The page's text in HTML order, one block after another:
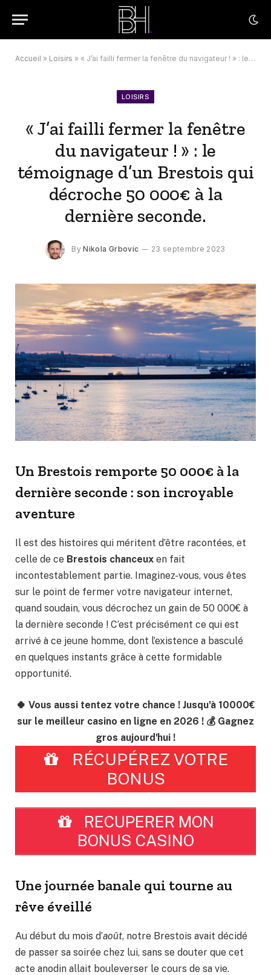
Accueil » Loisirs » « J’ai failli fermer la fenêtre du navigateur ! » : le témoignage d’un Brestois qui décroche 50 000€ à la dernière seconde.
LOISIRS
« J’ai failli fermer la fenêtre
du navigateur ! » : le
témoignage d’un Brestois qui
décroche 50 000€ à la
dernière seconde.
By Nikola Grbovic 23 septembre 2023
Un Brestois remporte 50 000€ à la
dernière seconde : son incroyable
aventure
Il est des histoires qui méritent d’être racontées, et
celle de ce Brestois chanceux en fait
incontestablement partie. Imaginez-vous, vous êtes
sur le point de fermer votre navigateur internet,
quand soudain, vous décrochez un gain de 50 000€ à
la dernière seconde ! C’est précisément ce qui est
arrivé à ce jeune homme, dont l’existence a basculé
en quelques instants grâce à cette formidable
opportunité.
🍀 Vous aussi tentez votre chance ! Jusqu'à 10000€
sur le meilleur casino en ligne en 2026 ! 💰 Gagnez
gros aujourd'hui !
RÉCUPÉREZ VOTRE
BONUS
RECUPERER MON
BONUS CASINO
Une journée banale qui tourne au
rêve éveillé
Au début du mois d’août, notre Brestois avait décidé
de passer sa soirée chez lui, sans se douter que cet
acte anodin allait bouleverser le cours de sa vie.